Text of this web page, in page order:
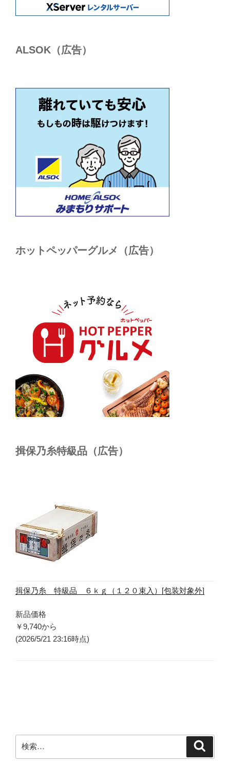
ALSОK（広告）
ホットペッパーグルメ（広告）
揖保乃糸特級品（広告）
揖保乃糸 特級品 ６ｋｇ（１２０束入）[包装対象外]
新品価格
￥9,740から
(2026/5/21 23:16時点)